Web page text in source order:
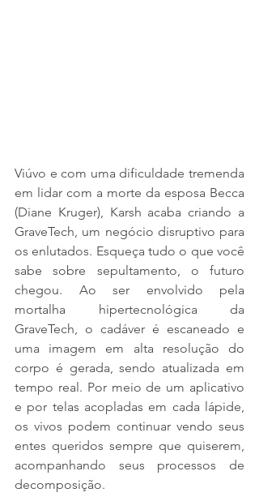
Viúvo e com uma dificuldade tremenda
em lidar com a morte da esposa Becca
(Diane Kruger), Karsh acaba criando a
GraveTech, um negócio disruptivo para
os enlutados. Esqueça tudo o que você
sabe sobre sepultamento, o futuro
chegou. Ao ser envolvido pela
mortalha hipertecnológica da
GraveTech, o cadáver é escaneado e
uma imagem em alta resolução do
corpo é gerada, sendo atualizada em
tempo real. Por meio de um aplicativo
e por telas acopladas em cada lápide,
os vivos podem continuar vendo seus
entes queridos sempre que quiserem,
acompanhando seus processos de
decomposição.